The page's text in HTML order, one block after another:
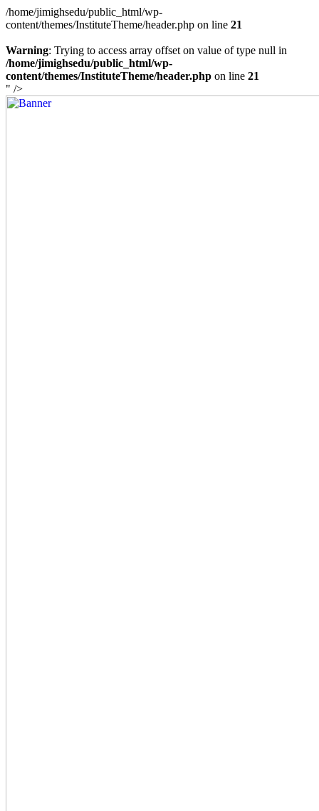
/home/jimighsedu/public_html/wp-
content/themes/InstituteTheme/header.php on line 21
Warning: Trying to access array offset on value of type null in
/home/jimighsedu/public_html/wp-
content/themes/InstituteTheme/header.php on line 21
" />